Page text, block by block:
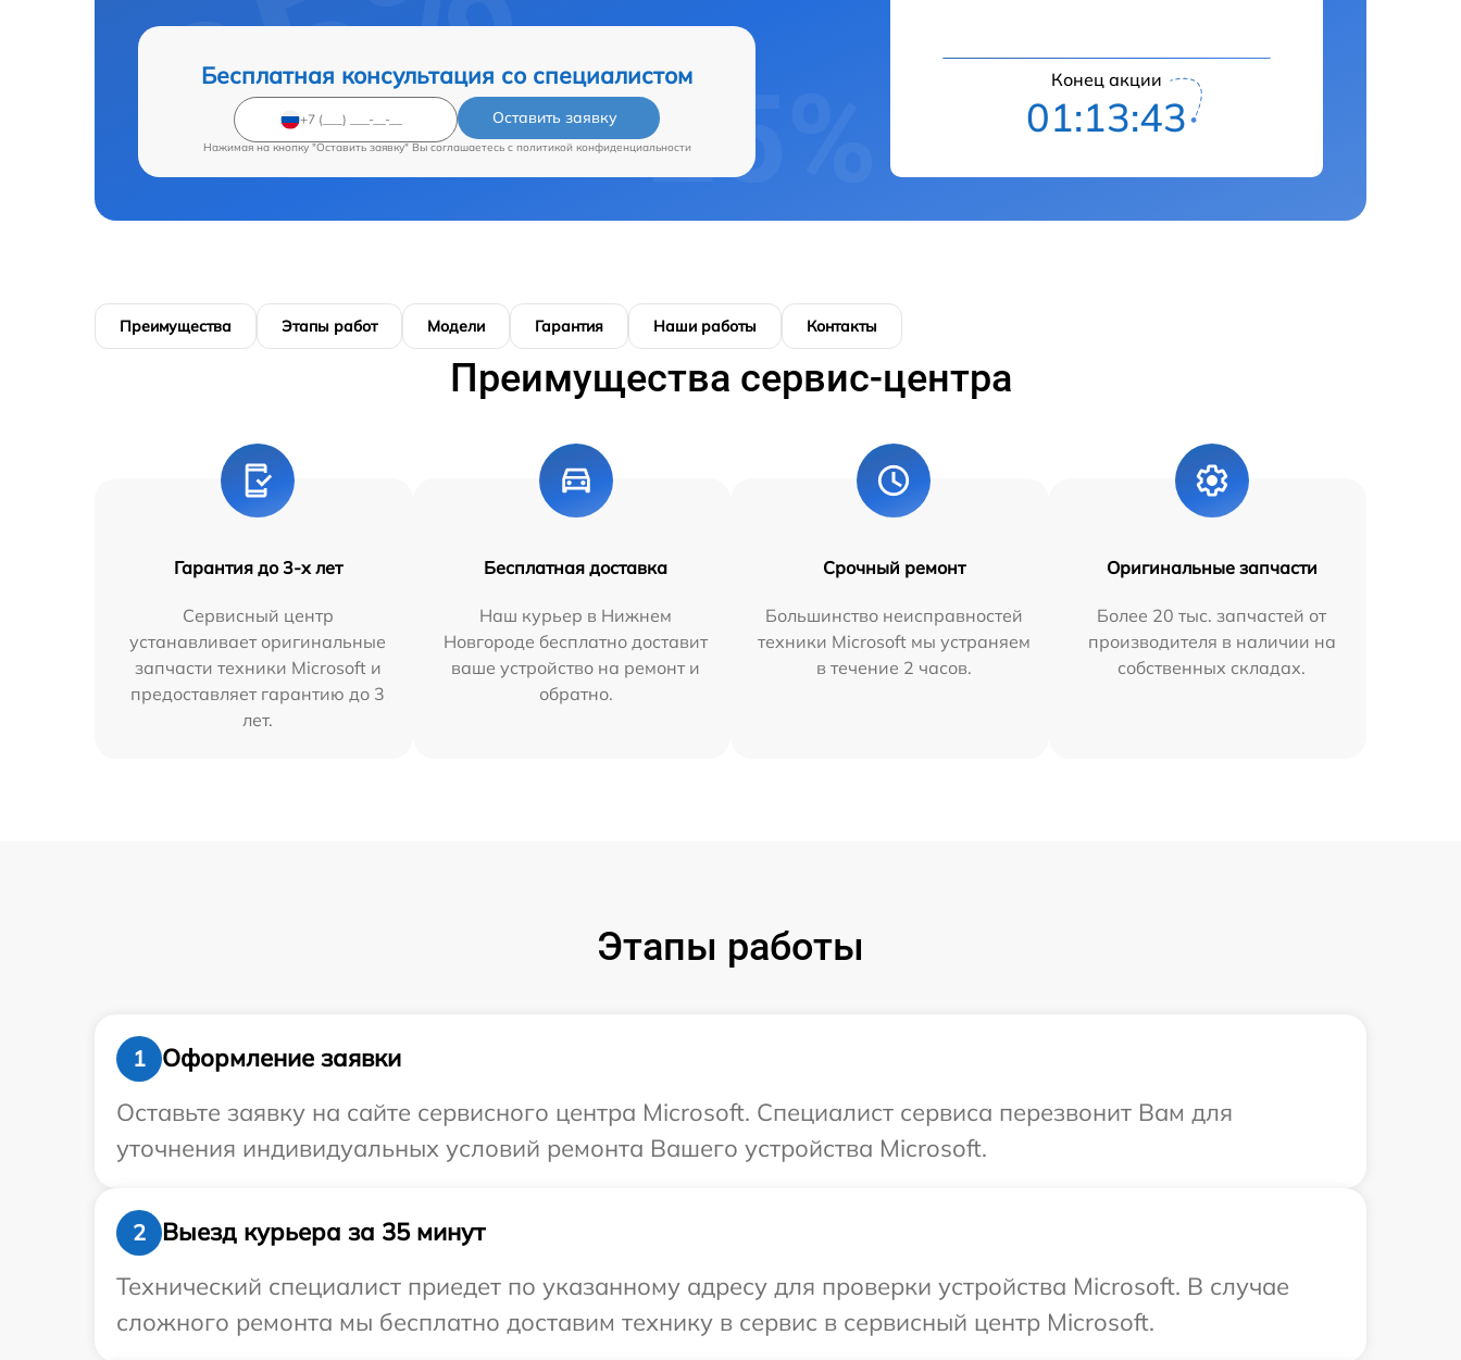
Бесплатная консультация со специалистом
Оставить заявку
Нажимая на кнопку "Оставить заявку" Вы соглашаетесь c политикой конфиденциальности
Конец акции
01:13:42
Преимущества Этапы работ Модели Гарантия Наши работы Контакты
Преимущества сервис-центра
Гарантия до 3-х лет
Сервисный центр
устанавливает оригинальные
запчасти техники Microsoft и
предоставляет гарантию до 3
лет.
Бесплатная доставка
Наш курьер в Нижнем
Новгороде бесплатно доставит
ваше устройство на ремонт и
обратно.
Срочный ремонт
Большинство неисправностей
техники Microsoft мы устраняем
в течение 2 часов.
Оригинальные запчасти
Более 20 тыс. запчастей от
производителя в наличии на
собственных складах.
Этапы работы
1
Оформление заявки
Оставьте заявку на сайте сервисного центра Microsoft. Специалист сервиса перезвонит Вам для
уточнения индивидуальных условий ремонта Вашего устройства Microsoft.
2
Выезд курьера за 35 минут
Технический специалист приедет по указанному адресу для проверки устройства Microsoft. В случае
сложного ремонта мы бесплатно доставим технику в сервис в сервисный центр Microsoft.